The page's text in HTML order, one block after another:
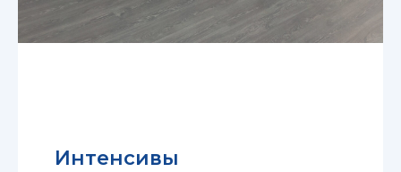
Интенсивы